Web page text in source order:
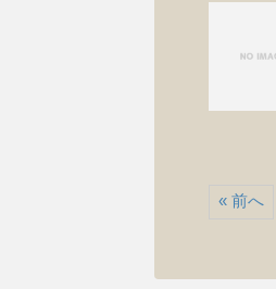
« 前へ